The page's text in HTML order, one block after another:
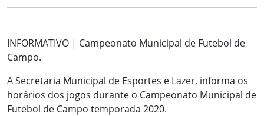
INFORMATIVO | Campeonato Municipal de Futebol de
Campo.
A Secretaria Municipal de Esportes e Lazer, informa os
horários dos jogos durante o Campeonato Municipal de
Futebol de Campo temporada 2020.